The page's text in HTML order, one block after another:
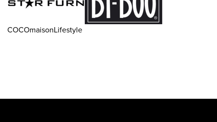
COCOmaisonLifestyle